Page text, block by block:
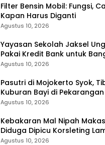
Filter Bensin Mobil: Fungsi,
Kapan Harus Diganti
Agustus 10, 2026
Yayasan Sekolah Jaksel
Pakai Kredit Bank untuk
Padel
Agustus 10, 2026
Pasutri di Mojokerto Syok,
Kuburan Bayi di
Agustus 10, 2026
Kebakaran Mal Nipah
Diduga Dipicu Korsleting
Agustus 10, 2026